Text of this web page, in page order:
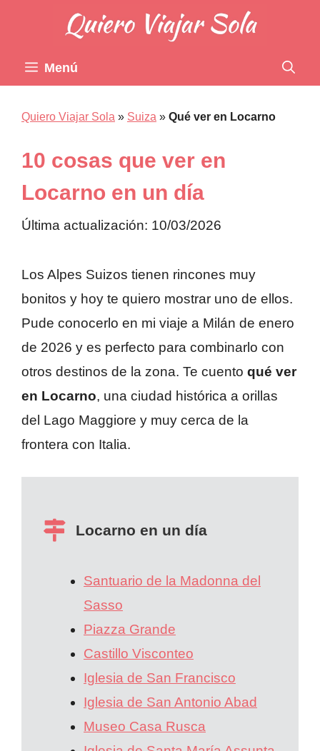
contenido
Menú
Quiero Viajar Sola » Suiza » Qué ver en Locarno
10 cosas que ver en
Locarno en un día
Última actualización: 10/03/2026
Los Alpes Suizos tienen rincones muy
bonitos y hoy te quiero mostrar uno de ellos.
Pude conocerlo en mi viaje a Milán de enero
de 2026 y es perfecto para combinarlo con
otros destinos de la zona. Te cuento qué ver
en Locarno, una ciudad histórica a orillas
del Lago Maggiore y muy cerca de la
frontera con Italia.
Locarno en un día
Santuario de la Madonna del
Sasso
Piazza Grande
Castillo Visconteo
Iglesia de San Francisco
Iglesia de San Antonio Abad
Museo Casa Rusca